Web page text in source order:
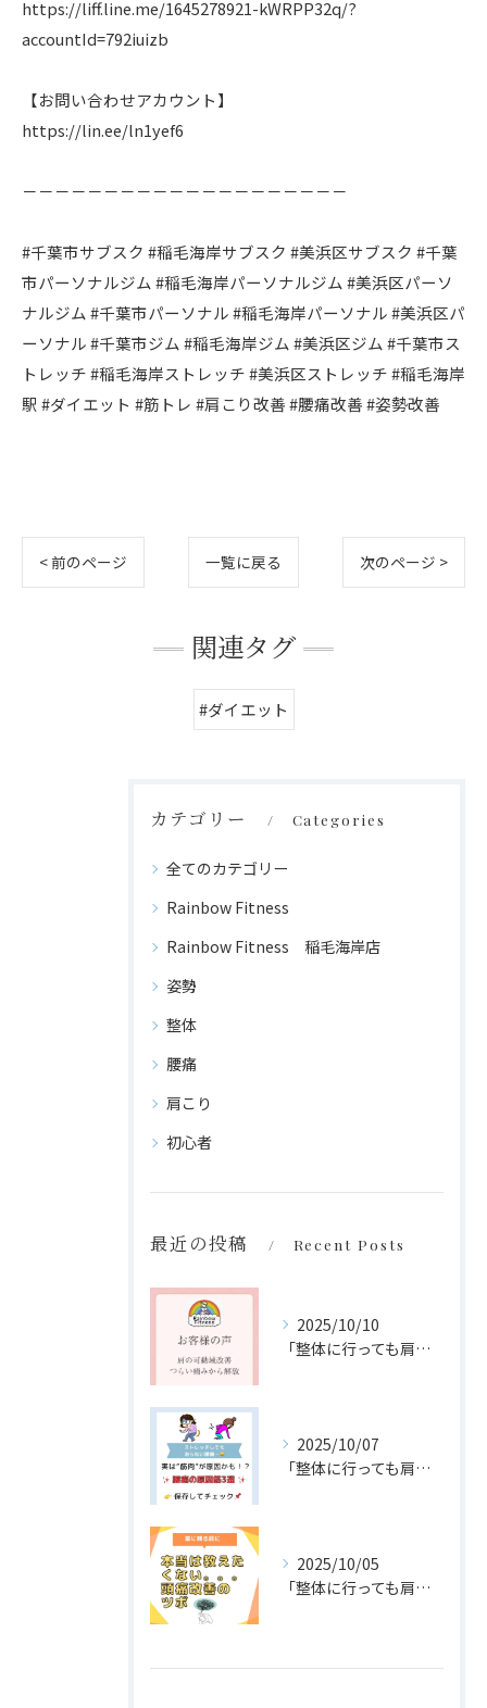
https://liff.line.me/1645278921-kWRPP32q/?
accountId=792iuizb
【お問い合わせアカウント】
https://lin.ee/ln1yef6
－－－－－－－－－－－－－－－－－－－－
#千葉市サブスク #稲毛海岸サブスク #美浜区サブスク #千葉
市パーソナルジム #稲毛海岸パーソナルジム #美浜区パーソ
ナルジム #千葉市パーソナル #稲毛海岸パーソナル #美浜区パ
ーソナル #千葉市ジム #稲毛海岸ジム #美浜区ジム #千葉市ス
トレッチ #稲毛海岸ストレッチ #美浜区ストレッチ #稲毛海岸
駅 #ダイエット #筋トレ #肩こり改善 #腰痛改善 #姿勢改善
< 前のページ 一覧に戻る 次のページ >
関連タグ
#ダイエット
カテゴリー Categories
全てのカテゴリー
Rainbow Fitness
Rainbow Fitness 稲毛海岸店
姿勢
整体
腰痛
肩こり
初心者
最近の投稿 Recent Posts
2025/10/10
「整体に行っても肩こり・腰痛が治らない…」
2025/10/07
「整体に行っても肩こり・腰痛が治らない…」
2025/10/05
「整体に行っても肩こり・腰痛が治らない…」